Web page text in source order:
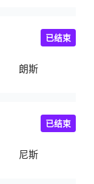
朗斯
已结束
尼斯
已结束